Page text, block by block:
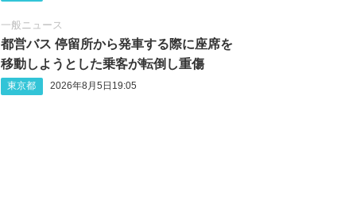
一般ニュース
都営バス 停留所から発車する際に座席を
移動しようとした乗客が転倒し重傷
東京都 2026年8月5日19:05